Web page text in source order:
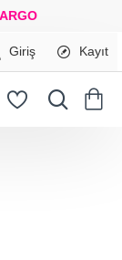
Giriş Kayıt